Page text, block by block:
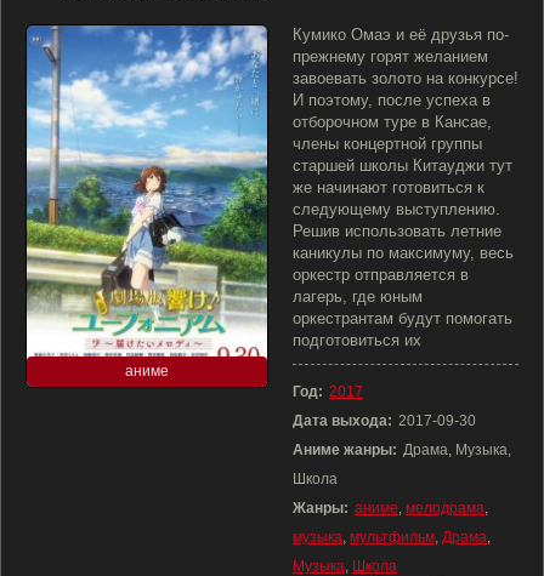
аниме
Кумико Омаэ и её друзья по-
прежнему горят желанием
завоевать золото на конкурсе!
И поэтому, после успеха в
отборочном туре в Кансае,
члены концертной группы
старшей школы Китауджи тут
же начинают готовиться к
следующему выступлению.
Решив использовать летние
каникулы по максимуму, весь
оркестр отправляется в
лагерь, где юным
оркестрантам будут помогать
подготовиться их
Год: 2017
Дата выхода: 2017-09-30
Аниме жанры: Драма, Музыка,
Школа
Жанры: аниме, мелодрама,
музыка, мультфильм, Драма,
Музыка, Школа